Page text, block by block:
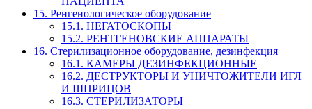
15. Ренгенологическое оборудование
15.1. НЕГАТОСКОПЫ
15.2. РЕНТГЕНОВСКИЕ АППАРАТЫ
16. Стерилизационное оборудование, дезинфекция
16.1. КАМЕРЫ ДЕЗИНФЕКЦИОННЫЕ
16.2. ДЕСТРУКТОРЫ И УНИЧТОЖИТЕЛИ ИГЛ
И ШПРИЦОВ
16.3. СТЕРИЛИЗАТОРЫ